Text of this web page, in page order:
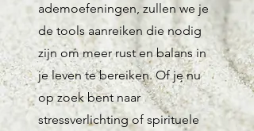
ademoefeningen, zullen we je
de tools aanreiken die nodig
zijn om meer rust en balans in
jeleven te bereiken. Of je nu
op zoek bent naar
stressverlichting of spirituele